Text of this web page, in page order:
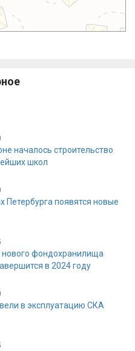
началось строительство
школ
Петербурга появятся новые
нового фондохранилища
в 2024 году
в эксплуатацию СКА